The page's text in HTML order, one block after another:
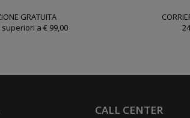
GRATUITA
a € 99,00
CALL CENTER